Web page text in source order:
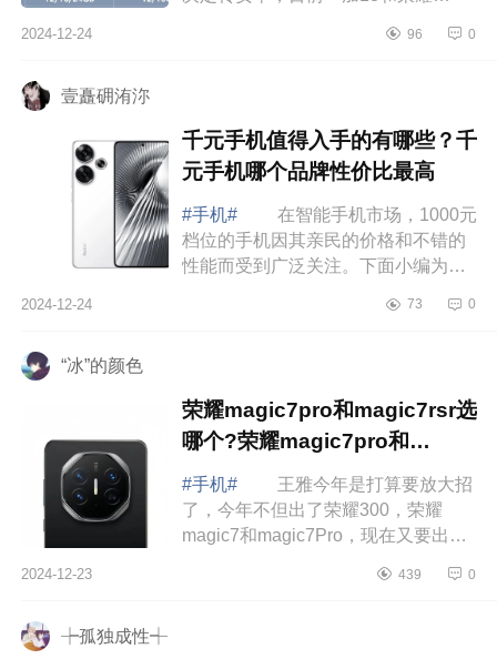
拍照均衡些选哪个合适呀，下面小编
2024-12-24 96 0
壹矗砽洧沵
千元手机值得入手的有哪些？千
元手机哪个品牌性价比最高
#手机#
在智能手机市场，1000元
档位的手机因其亲民的价格和不错的
性能而受到广泛关注。下面小编为大
些？千元手机哪个品牌性价比最
2024-12-24 73 0
“冰”的颜色
荣耀magic7pro和magic7rsr选
哪个?荣耀magic7pro和
magic7rsr对比哪个好
#手机#
王雅今年是打算要放大招
了，今年不但出了荣耀300，荣耀
magic7和magic7Pro，现在又要出一
待。下面小编为大家介绍下荣耀
2024-12-23 439 0
┾孤独成性┽